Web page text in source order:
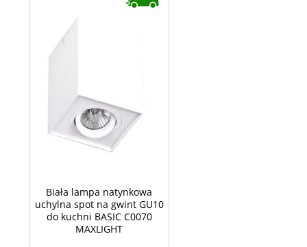
Biała lampa natynkowa
uchylna spot na gwint GU10
do kuchni BASIC C0070
MAXLIGHT